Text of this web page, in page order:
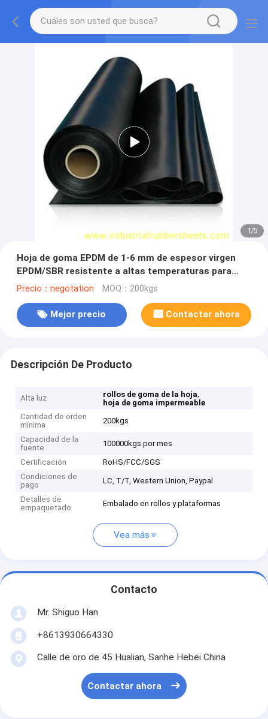
2/5
Hoja de goma EPDM de 1-6 mm de espesor virgen
EPDM/SBR resistente a altas temperaturas para
equipos mecánicos
Precio：negotation MOQ：200kgs
Mejor precio Contactar ahora
Descripción De Producto
Alta luz rollos de goma de la hoja,
hoja de goma impermeable
Cantidad de orden
mínima
200kgs
Capacidad de la
fuente
100000kgs por mes
Certificación
RoHS/FCC/SGS
Condiciones de
pago
LC, T/T, Western Union, Paypal
Detalles de
empaquetado
Embalado en rollos y plataformas
Vea más
Contacto
Mr. Shiguo Han
+8613930664330
Calle de oro de 45 Hualian, Sanhe Hebei China
Contactar ahora